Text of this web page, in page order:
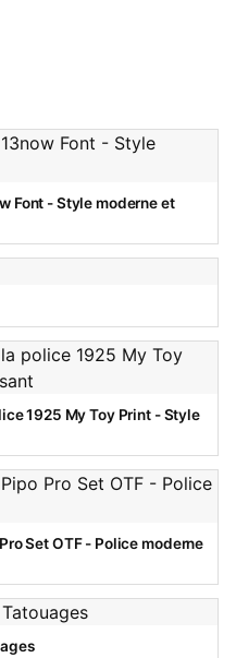
Font - Style moderne et
1925 My Toy Print - Style
Set OTF - Police moderne